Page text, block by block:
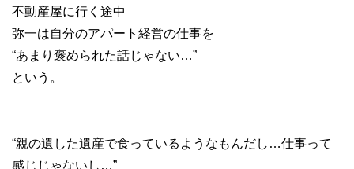
不動産屋に行く途中
弥一は自分のアパート経営の仕事を
“あまり褒められた話じゃない…”
という。
“親の遺した遺産で食っているようなもんだし…仕事って
感じじゃないし…”